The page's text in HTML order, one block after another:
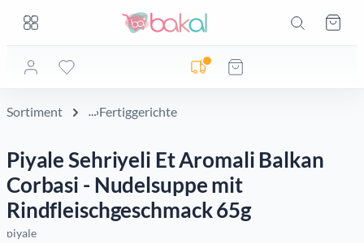
Zum Hauptinhalt springen
Lieferadresse noch nicht geprüft
Sortiment Fertiggerichte
Piyale Sehriyeli Et Aromali Balkan
Corbasi - Nudelsuppe mit
Rindfleischgeschmack 65g
piyale